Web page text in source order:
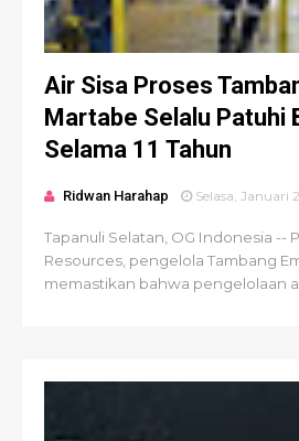
Air Sisa Proses
Martabe Selalu Patuhi
Selama 11 Tahun
Ridwan Harahap Selasa, Januari
Tapanuli Selatan, OG Indonesia --
Resources, pengelola Tambang
memastikan bahwa pengelolaan